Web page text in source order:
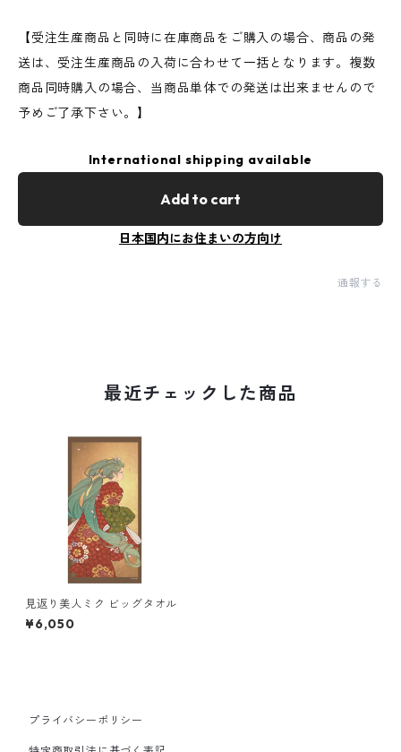
【受注生産商品と同時に在庫商品をご購入の場合、商品の発
送は、受注生産商品の入荷に合わせて一括となります。複数
商品同時購入の場合、当商品単体での発送は出来ませんので
予めご了承下さい。】
International shipping available
Add to cart
日本国内にお住まいの方向け
通報する
最近チェックした商品
見返り美人ミク ビッグタオル
¥6,050
プライバシーポリシー